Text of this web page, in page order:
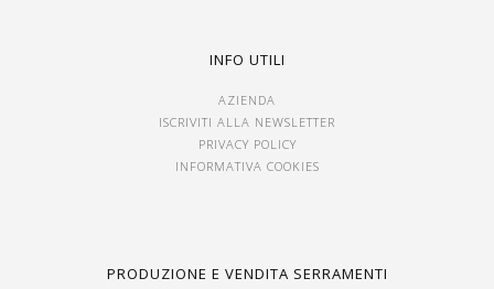
INFO UTILI
AZIENDA
ISCRIVITI ALLA NEWSLETTER
PRIVACY POLICY
INFORMATIVA COOKIES
PRODUZIONE E VENDITA SERRAMENTI